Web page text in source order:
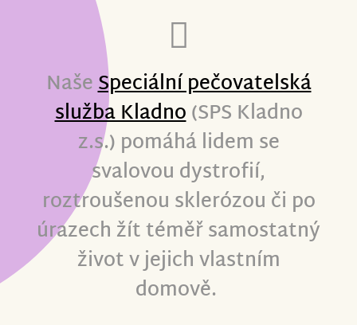
NašeSpeciální pečovatelská
služba Kladno(SPS Kladno
z.s.) pomáhá lidem se
svalovou dystrofií,
roztroušenou sklerózou či po
úrazech žít téměř samostatný
život v jejich vlastním
domově.